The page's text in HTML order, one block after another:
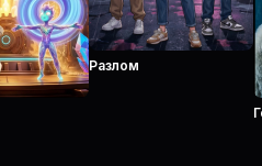
Разлом